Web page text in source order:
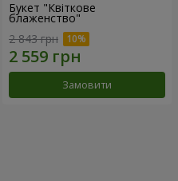
Букет "Квіткове
блаженство"
2 843 грн
Замовити